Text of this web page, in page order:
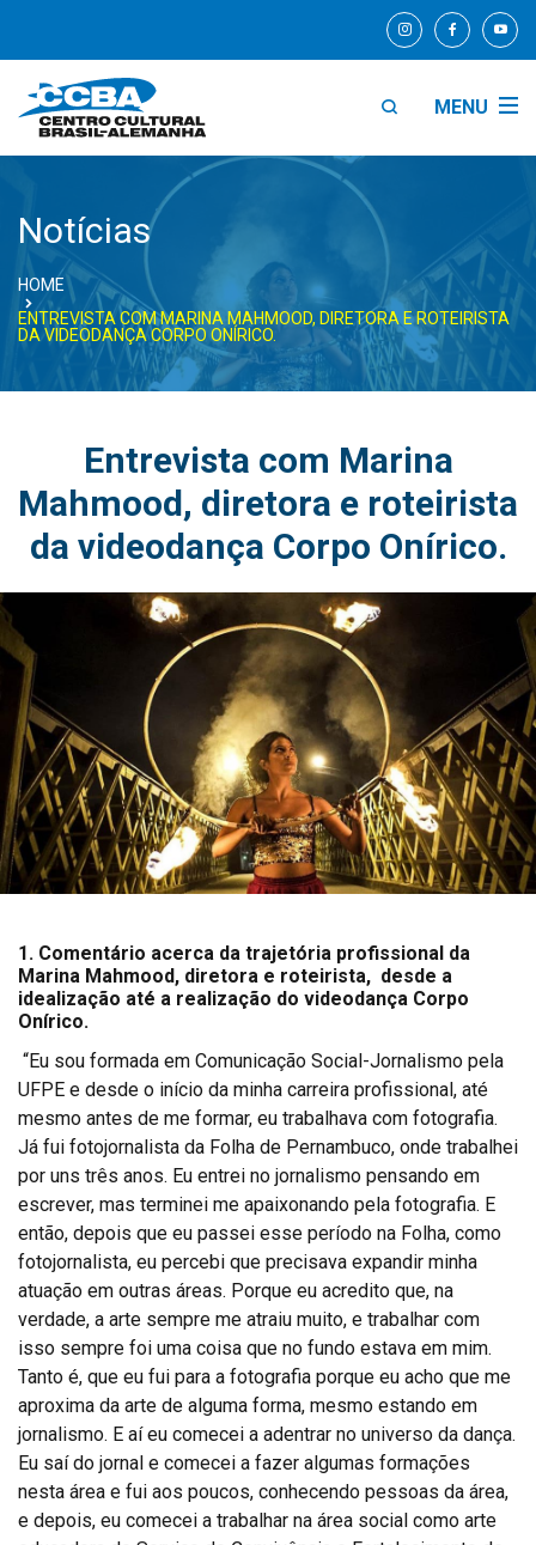
MENU
Notícias
HOME
ENTREVISTA COM MARINA MAHMOOD, DIRETORA E ROTEIRISTA
DA VIDEODANÇA CORPO ONÍRICO.
Entrevista com Marina
Mahmood, diretora e roteirista
da videodança Corpo Onírico.
1. Comentário acerca da trajetória profissional da
Marina Mahmood, diretora e roteirista, desde a
idealização até a realização do videodança Corpo
Onírico.
“Eu sou formada em Comunicação Social-Jornalismo pela
UFPE e desde o início da minha carreira profissional, até
mesmo antes de me formar, eu trabalhava com fotografia.
Já fui fotojornalista da Folha de Pernambuco, onde trabalhei
por uns três anos. Eu entrei no jornalismo pensando em
escrever, mas terminei me apaixonando pela fotografia. E
então, depois que eu passei esse período na Folha, como
fotojornalista, eu percebi que precisava expandir minha
atuação em outras áreas. Porque eu acredito que, na
verdade, a arte sempre me atraiu muito, e trabalhar com
isso sempre foi uma coisa que no fundo estava em mim.
Tanto é, que eu fui para a fotografia porque eu acho que me
aproxima da arte de alguma forma, mesmo estando em
jornalismo. E aí eu comecei a adentrar no universo da dança.
Eu saí do jornal e comecei a fazer algumas formações
nesta área e fui aos poucos, conhecendo pessoas da área,
e depois, eu comecei a trabalhar na área social como arte